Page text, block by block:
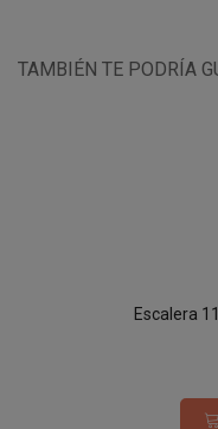
TAMBIÉN TE PODRÍA
Escalera